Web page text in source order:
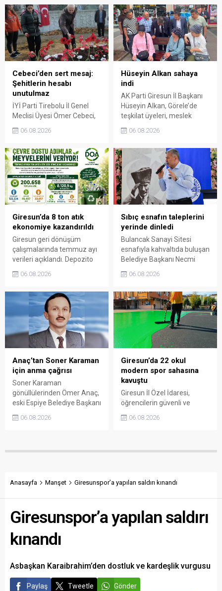
Cebeci’den sert mesaj:
Şehitlerin hesabı
unutulmaz
İYİ Parti Tirebolu İl Genel
Meclisi Üyesi Ömer Cebeci,
Cemiyeti’nin Milli Mücadele
çekti. Cebeci, Giresun’un
bağımsızlık mücadelesinde
üstlendiği tarihi
sorumluluğun gelecek
nesillere doğru anlatılması
gerektiğini söyledi.
06.08.2026
Hüseyin Alkan sahaya
indi
AK Parti Giresun İl Başkanı
Hüseyin Alkan, Görele’de
teşkilat üyeleri, meslek
gelerek talep ve beklentileri
06.08.2026
Giresun’da 8 ton atık
ekonomiye kazandırıldı
Giresun geri dönüşüm
çalışmalarında temmuz ayı
verileri açıklandı. Depozito
uygulamasına destek veren
ambalajın çöpe gitmesini
06.08.2026
Sıbıç esnafın taleplerini
yerinde dinledi
Bulancak Sanayi Sitesi
esnafıyla kahvaltıda buluşan
Belediye Başkanı Necmi
planlanan çalışmaları
da yaşadığı sorunları ve
beklentilerini doğrudan
Başkan Sıbıç’a aktardı.
06.08.2026
Anaç’tan Soner Karaman
için anma çağrısı
Soner Karaman
gönüllülerinden Ömer Anaç,
eski Espiye Belediye Başkanı
34’üncü yılı dolayısıyla
kaybetmiş tüm belediye
06.08.2026
Giresun’da 22 okul
modern spor sahasına
kavuştu
Giresun İl Özel İdaresi,
öğrencilerin güvenli ve
yapabilmesi amacıyla 22
dönüştürdü. Tamamlanan
yatırımlar arasında yerini
06.08.2026
Anasayfa Manşet Giresunspor’a yapılan saldırı kınandı
Giresunspor’a yapılan saldırı
kınandı
Asbaşkan Karaibrahim’den dostluk ve kardeşlik vurgusu
Paylaş Tweetle Gönder